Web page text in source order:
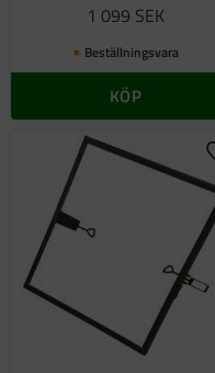
1 099 SEK
Beställningsvara
KÖP